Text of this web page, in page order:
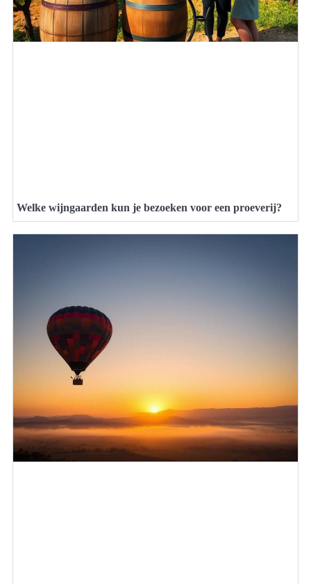
Welke wijngaarden kun je bezoeken voor een proeverij?